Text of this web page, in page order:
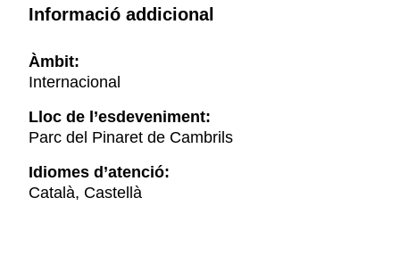
Informació addicional
Àmbit:
Internacional
Lloc de l’esdeveniment:
Parc del Pinaret de Cambrils
Idiomes d’atenció:
Català, Castellà